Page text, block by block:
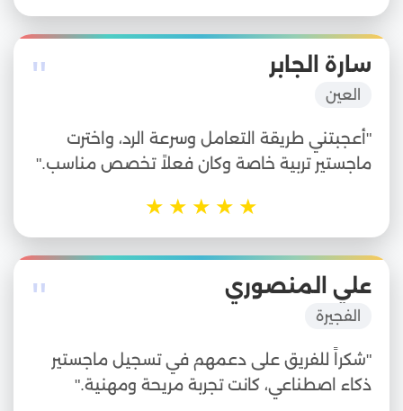
" سارة الجابر
العين
"أعجبتني طريقة التعامل وسرعة الرد، واخترت
ماجستير تربية خاصة وكان فعلاً تخصص مناسب."
★
★
★
★
★
" علي المنصوري
الفجيرة
"شكراً للفريق على دعمهم في تسجيل ماجستير
ذكاء اصطناعي، كانت تجربة مريحة ومهنية."